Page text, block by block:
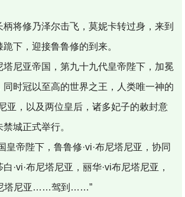
柄将修乃泽尔击飞，莫妮卡转过身，来到
下，迎接鲁鲁修的到来。
塔尼亚帝国，第九十九代皇帝陛下，加冕
同时冠以至高的世界之王，人类唯一神的
亚，以及两位皇后，诸多妃子的敕封意
城正式举行。
皇帝陛下，鲁鲁修·vi·布尼塔尼亚，协同
·vi·布尼塔尼亚，丽华·vi布尼塔尼亚，
塔尼亚……驾到……”